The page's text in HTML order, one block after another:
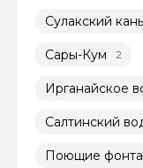
Сулакский
Сары-Кум 2
Ирганайское
Салтинский
Поющие